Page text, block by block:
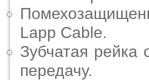
Lapp Cable.
Зубчатая рейка
передачу.